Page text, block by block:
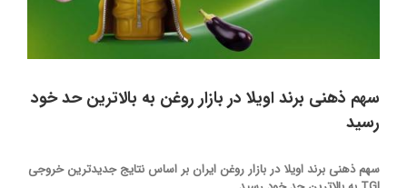
سهم ذهنی برند اویلا در بازار روغن به بالاترین حد خود
رسید
سهم ذهنی برند اویلا در بازار روغن ایران بر اساس نتایج جدیدترین خروجی